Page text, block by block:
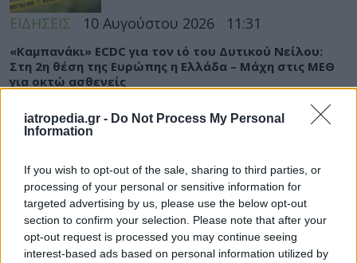
iatropedia.gr - Do Not Process My Personal
Information
If you wish to opt-out of the sale, sharing to third parties, or
processing of your personal or sensitive information for
targeted advertising by us, please use the below opt-out
section to confirm your selection. Please note that after your
opt-out request is processed you may continue seeing
interest-based ads based on personal information utilized by
ΕΙΔΗΣΕΙΣ 10 Αυγούστου 2026 11:31
«Καμπανάκι» ECDC για τον ιό του Δυτικού Νείλου:
Στη 2η θέση της Ευρώπης η Ελλάδα – Μάχη στις ΜΕΘ
για οκτώ ασθενείς
ΕΙΔΗΣΕΙΣ 10 Αυγούστου 2026 10:15
Νοσοκομείο Βόλου: Δύο εκδοχές και μία ΕΔΕ για βίαιο
επεισόδιο – Με το μέρος των γιατρών ο Άδωνις
Γεωργιάδης